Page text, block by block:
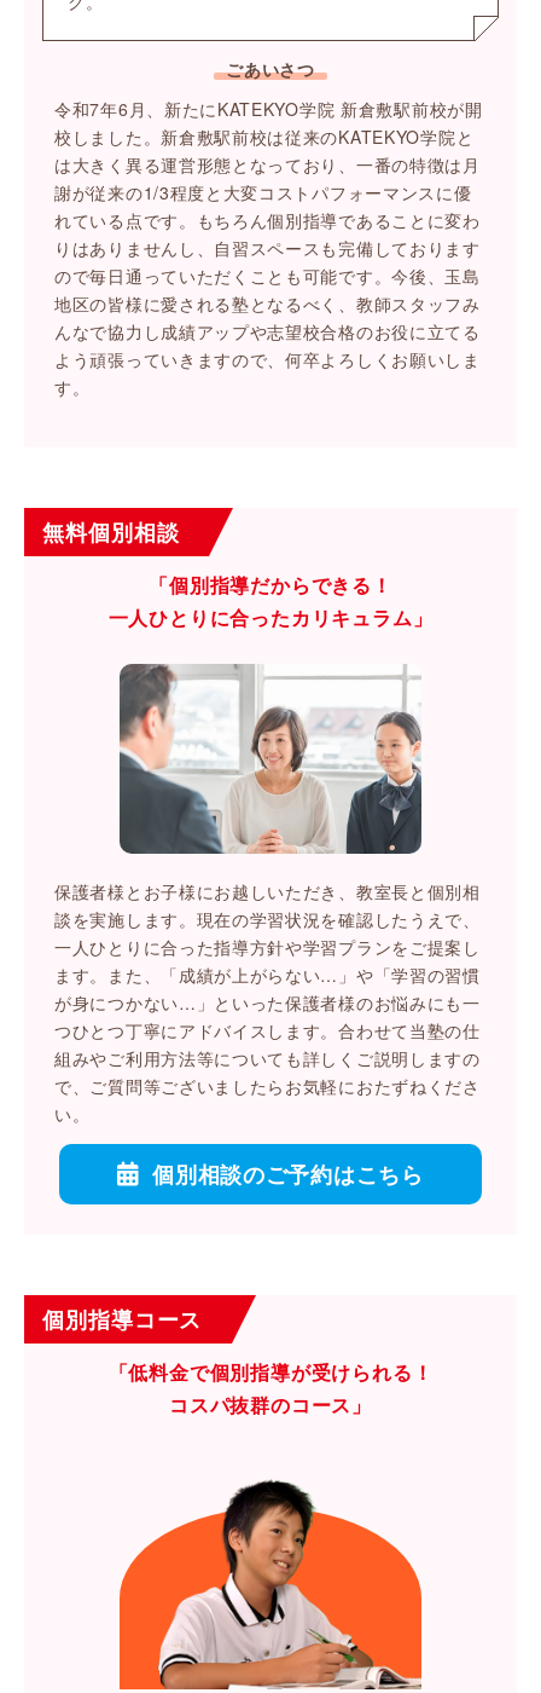
ごあいさつ
令和7年6月、新たにKATEKYO学院 新倉敷駅前校が開
校しました。新倉敷駅前校は従来のKATEKYO学院と
は大きく異る運営形態となっており、一番の特徴は月
謝が従来の1/3程度と大変コストパフォーマンスに優
れている点です。もちろん個別指導であることに変わ
りはありませんし、自習スペースも完備しております
ので毎日通っていただくことも可能です。今後、玉島
地区の皆様に愛される塾となるべく、教師スタッフみ
んなで協力し成績アップや志望校合格のお役に立てる
よう頑張っていきますので、何卒よろしくお願いしま
す。
無料個別相談
「個別指導だからできる！
一人ひとりに合ったカリキュラム」
保護者様とお子様にお越しいただき、教室長と個別相
談を実施します。現在の学習状況を確認したうえで、
一人ひとりに合った指導方針や学習プランをご提案し
ます。また、「成績が上がらない…」や「学習の習慣
が身につかない…」といった保護者様のお悩みにも一
つひとつ丁寧にアドバイスします。合わせて当塾の仕
組みやご利用方法等についても詳しくご説明しますの
で、ご質問等ございましたらお気軽におたずねくださ
い。
個別相談のご予約はこちら
個別指導コース
「低料金で個別指導が受けられる！
コスパ抜群のコース」